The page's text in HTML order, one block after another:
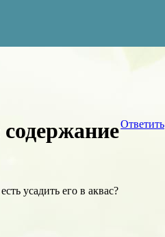
Ответить
содержание
усадить его в аквас?